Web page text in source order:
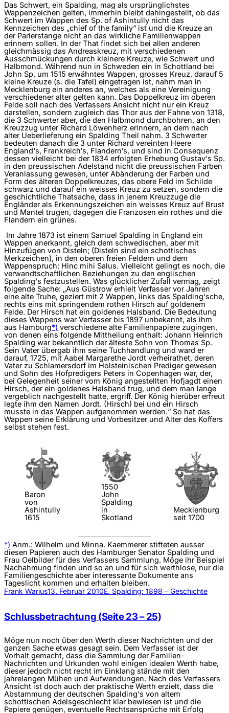
Das Schwert, ein Spalding, mag als ursprünglichstes
Wappenzeichen gelten, immerhin bleibt dahingestellt, ob das
Schwert im Wappen des Sp. of Ashintully nicht das
Kennzeichen des „chief of the family“ ist und die Kreuze an
der Parierstange nicht an das wirkliche Familienwappen
erinnern sollen. In der That findet sich bei allen anderen
gleichmässig das Andreaskreuz, mit verschiedenen
Ausschmückungen durch kleinere Kreuze, wie Schwert und
Halbmond. Während nun in Schweden ein in Schottland bei
John Sp. um 1515 erwähntes Wappen, grosses Kreuz, darauf 5
kleine Kreuze (s. die Tafel) eingetragen ist, nahm man in
Mecklenburg ein anderes an, welches als eine Vereinigung
verschiedener alter gelten kann. Das Doppelkreuz im oberen
Felde soll nach des Verfassers Ansicht nicht nur ein Kreuz
darstellen, sondern zugleich das Thor aus der Fahne von 1318,
die 3 Schwerter aber, die den Halbmond durchbohren, an den
Kreuzzug unter Richard Löwenherz erinnern, an dem nach
alter Ueberlieferung ein Spalding Theil nahm. 3 Schwerter
bedeuten danach die 3 unter Richard vereinten Heere
England‘s, Frankreich‘s, Flandern‘s, und sind in Consequenz
dessen vielleicht bei der 1834 erfolgten Erhebung Gustav‘s Sp.
in den preussischen Adelstand nicht die preussischen Farben
Veranlassung gewesen, unter Abänderung der Farben und
Form des älteren Doppelkreuzes, das obere Feld im Schilde
schwarz und darauf ein weisses Kreuz zu setzen, sondern die
geschichtliche Thatsache, dass in jenem Kreuzzuge die
Engländer als Erkennungszeichen ein weisses Kreuz auf Brust
und Mantel trugen, dagegen die Franzosen ein rothes und die
Flandern ein grünes.
Im Jahre 1873 ist einem Samuel Spalding in England ein
Wappen anerkannt, gleich dem schwedischen, aber mit
Hinzufügen von Disteln; (Disteln sind ein schottisches
Merkzeichen), in den oberen freien Feldern und dem
Wappenspruch: Hinc mihi Salus. Vielleicht gelingt es noch, die
verwandtschaftlichen Beziehungen zu den englischen
Spalding‘s festzustellen. Was glücklicher Zufall vermag, zeigt
folgende Sache: „Aus Güstrow erhielt Verfasser vor Jahren
eine alte Truhe, geziert mit 2 Wappen, links das Spalding‘sche,
rechts eins mit springendem rothen Hirsch auf goldenem
Felde. Der Hirsch hat ein goldenes Halsband. Die Bedeutung
dieses Wappens war Verfasser bis 1897 unbekannt, als ihm
aus Hamburg*) verschiedene alte Familienpapiere zugingen,
von denen eins folgende Mittheilung enthalt: Johann Heinrich
Spalding war bekanntlich der älteste Sohn von Thomas Sp.
Sein Vater übergab ihm seine Tuchhandlung und ward er
darauf, 1725, mit Aabel Margarethe Jordt verheirathet, deren
Vater zu Schlamersdorf im Holsteinischen Prediger gewesen
und Sohn des Hofpredigers Peters in Copenhagen war, der,
bei Gelegenheit seiner vom König angestellten Hofjagdt einen
Hirsch, der ein goldenes Halsband trug, und dem man lange
vergeblich nachgestellt hatte, ergriff. Der König hierüber erfreut
legte ihm den Namen Jordt. (Hirsch) bei und ein Hirsch
musste in das Wappen aufgenommen werden.“ So hat das
Wappen seine Erklärung und Vorbesitzer und Alter des Koffers
selbst stehen fest.
Baron
von
Ashintully
1615
1550
John
Spalding
in
Skotland
Mecklenburg
seit 1700
*) Anm.: Wilhelm und Minna. Kaemmerer stifteten ausser
diesen Papieren auch des Hamburger Senator Spalding und
Frau Oelbilder für des Verfassers Sammlung. Möge ihr Beispiel
Nachahmung finden und so an und für sich werthlose, nur die
Familiengeschichte aber interessante Dokumente ans
Tageslicht kommen und erhalten bleiben.
Frank Warius13. Februar 2010E. Spalding: 1898 – Geschichte
Schlussbetrachtung (Seite 23 – 25)
Möge nun noch über den Werth dieser Nachrichten und der
ganzen Sache etwas gesagt sein. Dem Verfasser ist der
Vorhalt gemacht, dass die Sammlung der Familien-
Nachrichten und Urkunden wohl einigen idealen Werth habe,
dieser jedoch nicht recht im Einklang stände mit den
jahrelangen Mühen und Aufwendungen. Nach des Verfassers
Ansicht ist doch auch der praktische Werth erzielt, dass die
Abstammung der deutschen Spalding‘s von altem
schottischen Adelsgeschlecht klar bewiesen ist und die
Papiere genügen, eventuelle Rechtsansprüche mit Erfolg